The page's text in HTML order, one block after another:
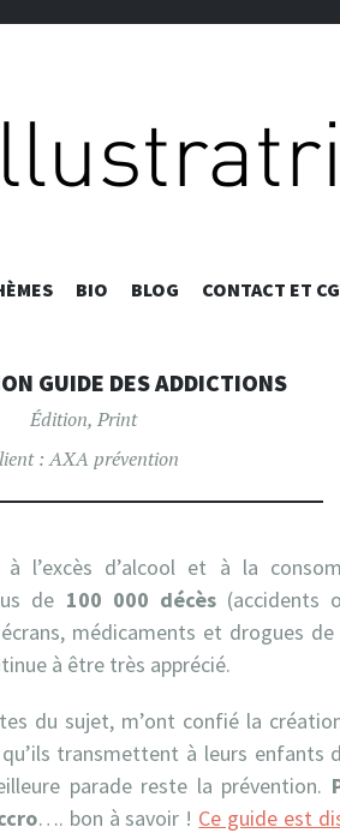
ALLER
BIO BLOG CONTACT ET
GUIDE DES ADDICTIONS
Édition, Print
:AXA prévention
l’excès d’alcool et à la
de 100 000 décès(accidents
médicaments et drogues
à être très apprécié.
du sujet, m’ont confié la
transmettent à leurs enfants
parade reste la prévention.
…. bon à savoir ! Ce guide est